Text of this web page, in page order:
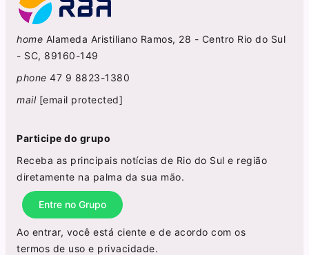
home Alameda Aristiliano Ramos, 28 - Centro Rio do Sul
- SC, 89160-149
phone 47 9 8823-1380
mail [email protected]
Participe do grupo
Receba as principais notícias de Rio do Sul e região
diretamente na palma da sua mão.
Entre no Grupo
Ao entrar, você está ciente e de acordo com os
termos de uso e privacidade.